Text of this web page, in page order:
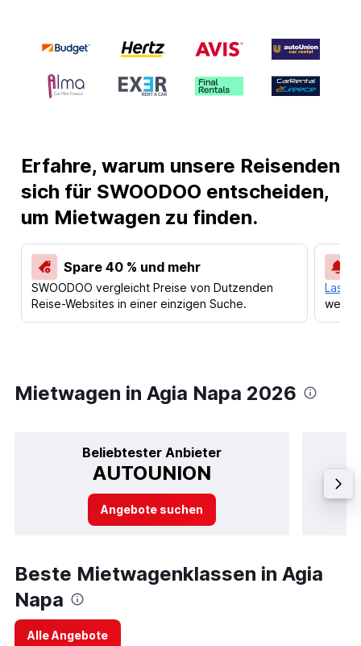
Erfahre, warum unsere Reisenden
sich für SWOODOO entscheiden,
um Mietwagen zu finden.
Spare 40 % und mehr
SWOODOO vergleicht Preise von Dutzenden
Reise-Websites in einer einzigen Suche.
Lass
Mietwagen in Agia Napa 2026
Beliebtester Anbieter
AUTOUNION
Angebote suchen
Beste Mietwagenklassen in Agia
Napa
Alle Angebote